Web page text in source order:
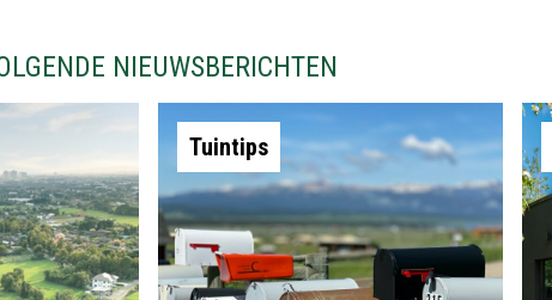
NIEUWSBERICHTEN
Tuintips